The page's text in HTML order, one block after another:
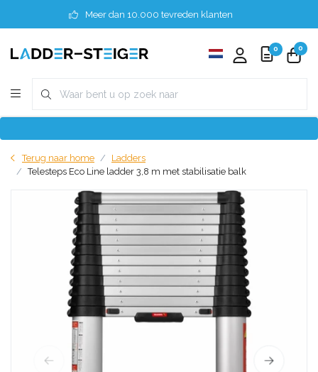
Meer dan 10.000 tevreden klanten
0 0
Terug naar home
Ladders
Telesteps Eco Line ladder 3,8 m met stabilisatie balk